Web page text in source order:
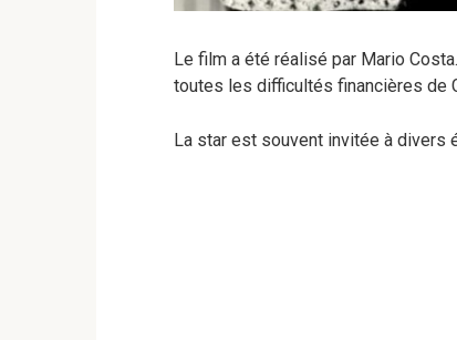
Le film a été réalisé par Mario
toutes les difficultés financières de
La star est souvent invitée à divers